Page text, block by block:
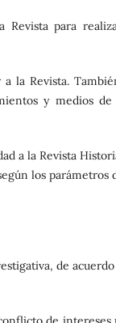
Revista para
la Revista.
y medios de
a la Revista
los parámetros
de